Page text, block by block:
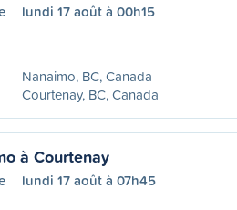
lundi 17 août à 00h15
Nanaimo, BC, Canada
Courtenay, BC, Canada
à Courtenay
lundi 17 août à 07h45